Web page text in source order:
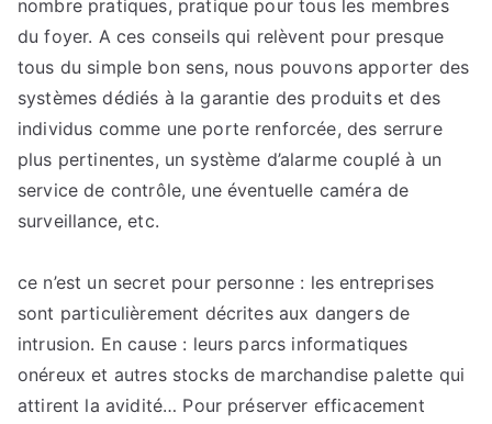
nombre pratiques, pratique pour tous les membres
du foyer. A ces conseils qui relèvent pour presque
tous du simple bon sens, nous pouvons apporter des
systèmes dédiés à la garantie des produits et des
individus comme une porte renforcée, des serrure
plus pertinentes, un système d’alarme couplé à un
service de contrôle, une éventuelle caméra de
surveillance, etc.
ce n’est un secret pour personne : les entreprises
sont particulièrement décrites aux dangers de
intrusion. En cause : leurs parcs informatiques
onéreux et autres stocks de marchandise palette qui
attirent la avidité… Pour préserver efficacement